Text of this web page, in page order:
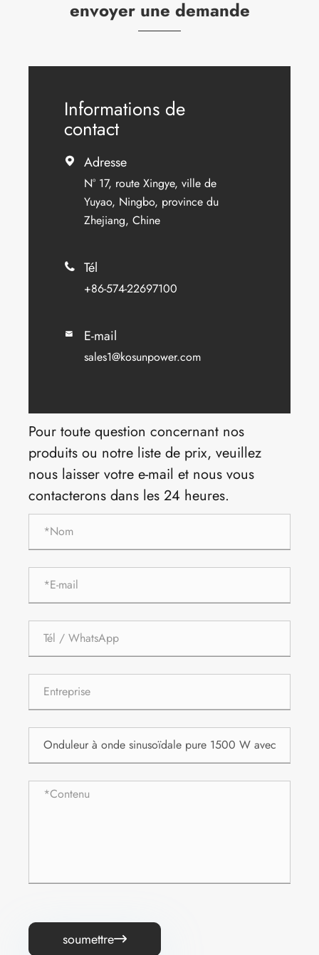
envoyer une demande
Informations de
contact
 Adresse
N° 17, route Xingye, ville de
Yuyao, Ningbo, province du
Zhejiang, Chine
 Tél
+86-574-22697100
 E-mail
sales1@kosunpower.com
Pour toute question concernant nos
produits ou notre liste de prix, veuillez
nous laisser votre e-mail et nous vous
contacterons dans les 24 heures.
soumettre